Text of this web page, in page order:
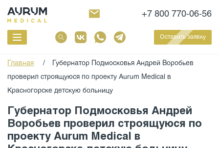
+7 800 770-06-56
Оставить заявку
Главная / Губернатор Подмосковья Андрей Воробьев
проверил строящуюся по проекту Aurum Medical в
Красногорске детскую больницу
Губернатор Подмосковья Андрей
Воробьев проверил строящуюся по
проекту Aurum Medical в